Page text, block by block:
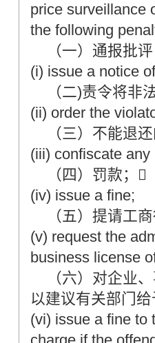
price surveillance
the following
（一）通报批
(i) issue a notice
（二)责令将非
(ii) order the
（三）不能退还
(iii) confiscate
（四）罚款；
(iv) issue a fine;
（五）提请工商
(v) request the
business license
（六）对企业、
以建议有关部门
(vi) issue a fine to